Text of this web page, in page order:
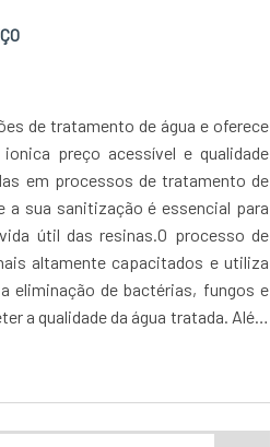
em oferecer soluções eficientes e
um serviço de ativação de resinas
de tratamento de água e oferece
preço acessível e qualidade
em processos de tratamento de
a sua sanitização é essencial para
útil das resinas.O processo de
altamente capacitados e utiliza
eliminação de bactérias, fungos e
a qualidade da água tratada. Além
de ponta para garantir a
E ASSERTIVIDADE
a sanitização das suas resinas de
um serviço de confiança e